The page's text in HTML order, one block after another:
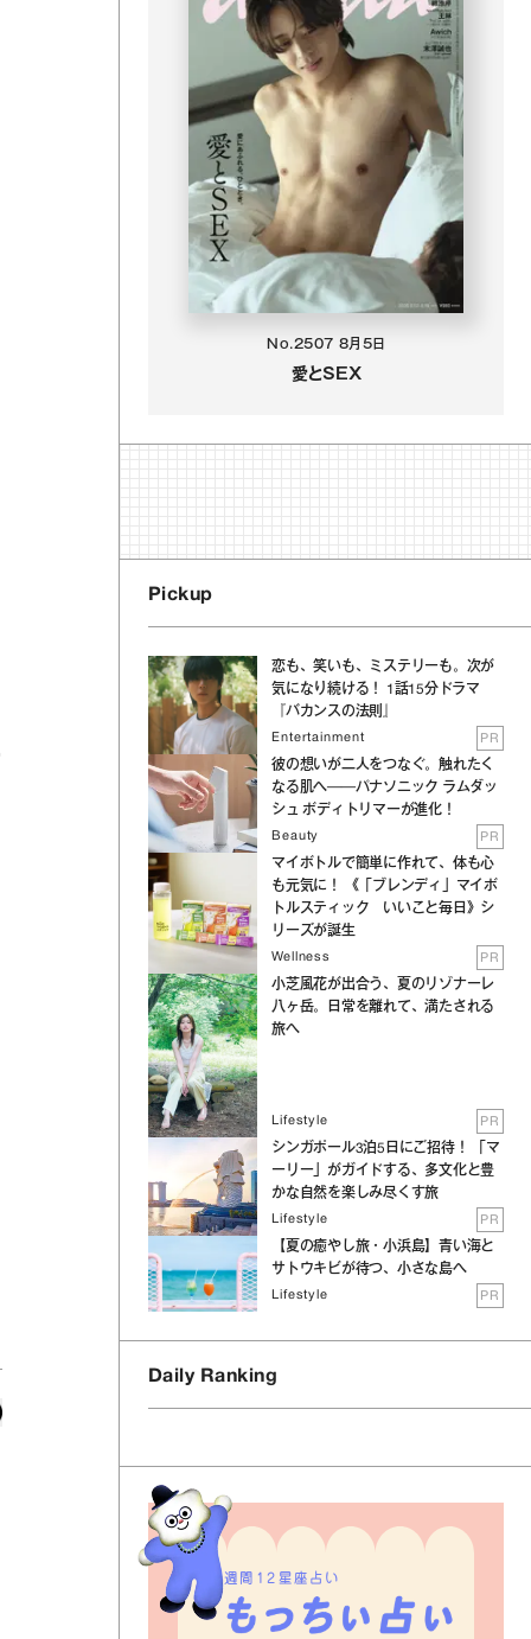
No.2507 8月5日
愛とSEX
Pickup
恋も、笑いも、ミステリーも。次が
気になり続ける！ 1話15分ドラマ
『バカンスの法則』
Entertainment PR
彼の想いが二人をつなぐ。触れたく
なる肌へ──パナソニック ラムダッ
シュ ボディトリマーが進化！
Beauty PR
マイボトルで簡単に作れて、体も心
も元気に！ 《「ブレンディ」マイボ
トルスティック いいこと毎日》シ
リーズが誕生
Wellness PR
小芝風花が出合う、夏のリゾナーレ
八ヶ岳。日常を離れて、満たされる
旅へ
Lifestyle PR
シンガポール3泊5日にご招待！ 「マ
ーリー」がガイドする、多文化と豊
かな自然を楽しみ尽くす旅
Lifestyle PR
【夏の癒やし旅・小浜島】青い海と
サトウキビが待つ、小さな島へ
Lifestyle PR
Daily Ranking
週間12星座占い